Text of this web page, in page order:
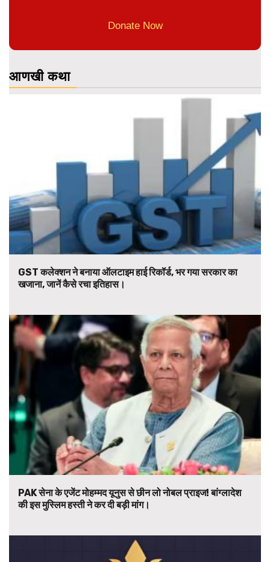
Donate Now
आणखी कथा
GST कलेक्शन ने बनाया ऑलटाइम हाई रिकॉर्ड, भर गया सरकार का
खजाना, जानें कैसे रचा इतिहास।
PAK सेना के एजेंट मोहम्मद यूनुस से छीन लो नोबल प्राइज! बांग्लादेश
की इस मुस्लिम हस्ती ने कर दी बड़ी मांग।